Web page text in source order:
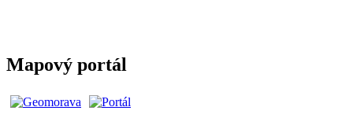
Mapový portál